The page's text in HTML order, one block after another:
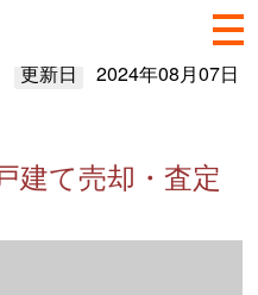
更新日 2024年08月07日
建て売却・査定
却情報（2023年1